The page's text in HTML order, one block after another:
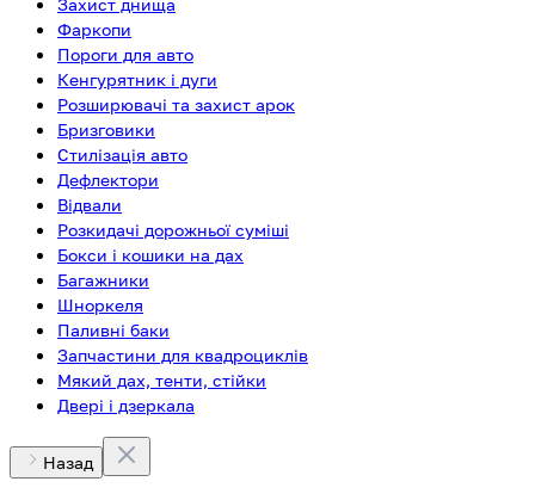
Захист днища
Фаркопи
Пороги для авто
Кенгурятник і дуги
Розширювачі та захист арок
Бризговики
Стилізація авто
Дефлектори
Відвали
Розкидачі дорожньої суміші
Бокси і кошики на дах
Багажники
Шноркеля
Паливні баки
Запчастини для квадроциклів
Мякий дах, тенти, стійки
Двері і дзеркала
Назад